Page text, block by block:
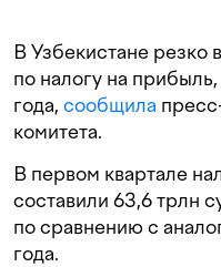
В Узбекистане резко
по налогу на
года, сообщила
комитета.
В первом квартале
составили 63,6 трлн
по сравнению с
года.